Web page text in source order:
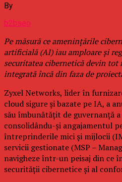
By
b2bseo
Pe măsură ce amenințările
artificială (AI) iau amploare și
securitatea cibernetică devin tot
integrată încă din faza de
Zyxel Networks, lider în
cloud sigure și bazate pe IA, a
său îmbunătățit de guvernanță
consolidându-și angajamentul
întreprinderile mici și mijlocii
servicii gestionate (MSP –
navigheze într-un peisaj din ce
securității cibernetice și al